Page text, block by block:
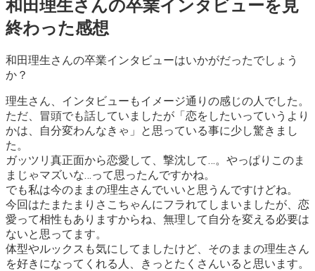
和田理生さんの卒業インタビューを見
終わった感想
和田理生さんの卒業インタビューはいかがだったでしょう
か？
理生さん、インタビューもイメージ通りの感じの人でした。
ただ、冒頭でも話していましたが 「恋をしたいっていうより
かは、自分変わんなきゃ」 と思っている事に少し驚きまし
た。
ガッツリ真正面から恋愛して、撃沈して…。やっぱりこのま
まじゃマズいな…って思ったんですかね。
でも私は今のままの理生さんでいいと思うんですけどね。
今回はたまたまりさこちゃんにフラれてしまいましたが、恋
愛って相性もありますからね、無理して自分を変える必要は
ないと思ってます。
体型やルックスも気にしてましたけど、そのままの理生さん
を好きになってくれる人、きっとたくさんいると思います。